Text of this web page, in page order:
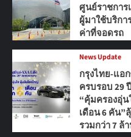
ศูนย์ราชการ
ผู้มาใช้บริกา
ค่าที่จอดรถ
News Update
กรุงไทย-แอ
ครบรอบ 29
“คุ้มครองอุ่
เดือน 6 คัน”
รวมกว่า 7 ล้